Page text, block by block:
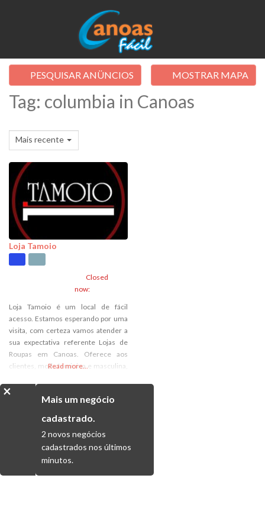
PESQUISAR ANÜNCIOS MOSTRAR MAPA
Tag: columbia in Canoas
Mais recente
Loja Tamoio
Closed
now:
Loja Tamoio é um local de fácil
acesso. Estamos esperando por uma
visita, com certeza vamos atender a
sua expectativa referente Lojas de
Roupas em Canoas. Oferece aos
clientes, moda feminina e masculina,
calçados e acessórios em até 10x
sem juros.
Read more...
×
Mais um negócio
cadastrado.
2 novos negócios
cadastrados nos últimos
minutos.